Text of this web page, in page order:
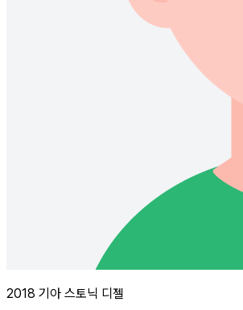
2018 기아 스토닉 디젤